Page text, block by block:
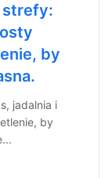
strefy:
by
jadalnia i
by